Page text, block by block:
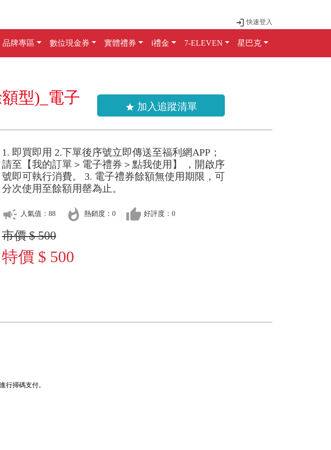
快速登入
品牌專區 數位現金券 實體禮券 i禮金 7-ELEVEN 星巴克
型)_電子
star 加入追蹤清單
1. 即買即用 2.下單後序號立即傳送至福利網APP；
請至【我的訂單＞電子禮券＞點我使用】 ，開啟序
號即可執行消費。 3. 電子禮券餘額無使用期限，可
分次使用至餘額用罄為止。
campaign 人氣值：88 whatshot 熱銷度：0 thumb_up 好評度：0
市價 $ 500
特價 $ 500
行掃碼支付。